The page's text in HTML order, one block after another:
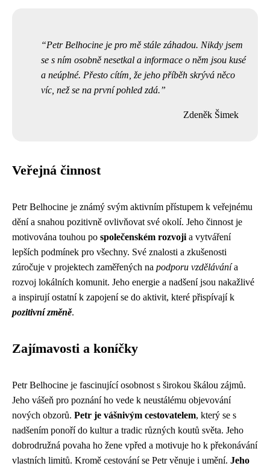
Petr Belhocine je pro mě stále záhadou. Nikdy jsem
se s ním osobně nesetkal a informace o něm jsou kusé
a neúplné. Přesto cítím, že jeho příběh skrývá něco
víc, než se na první pohled zdá.
Zdeněk Šimek
Veřejná činnost
Petr Belhocine je známý svým aktivním přístupem k veřejnému
dění a snahou pozitivně ovlivňovat své okolí. Jeho činnost je
motivována touhou po společenském rozvoji a vytváření
lepších podmínek pro všechny. Své znalosti a zkušenosti
zúročuje v projektech zaměřených na podporu vzdělávánía
rozvoj lokálních komunit. Jeho energie a nadšení jsou nakažlivé
a inspirují ostatní k zapojení se do aktivit, které přispívají k
pozitivní změně.
Zajímavosti a koníčky
Petr Belhocine je fascinující osobnost s širokou škálou zájmů.
Jeho vášeň pro poznání ho vede k neustálému objevování
nových obzorů. Petr je vášnivým cestovatelem, který se s
nadšením ponoří do kultur a tradic různých koutů světa. Jeho
dobrodružná povaha ho žene vpřed a motivuje ho k překonávání
vlastních limitů. Kromě cestování se Petr věnuje i umění. Jeho